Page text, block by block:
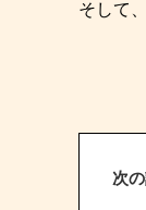
そして
次